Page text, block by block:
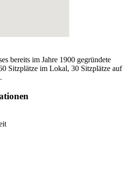
bereits im Jahre 1900 gegründete
Sitzplätze im Lokal, 30 Sitzplätze auf